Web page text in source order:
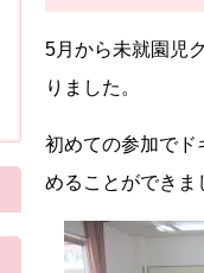
5月から未就園児
りました。
初めての参加でド
めることができま